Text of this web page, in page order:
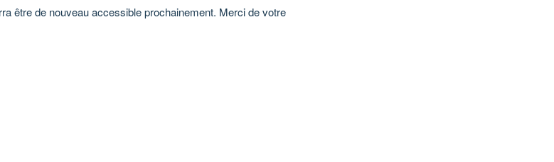
être de nouveau accessible prochainement. Merci de votre